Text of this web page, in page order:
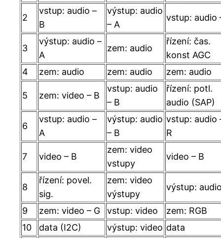
2
vstup: audio –
B
výstup: audio
– A
vstup: audio
3
výstup: audio –
A
zem: audio
řízení: čas.
konst AGC
4
zem: audio zem: audio zem: audio
5 zem: video – B
vstup: audio
– B
řízení: potl.
audio (SAP)
6
vstup: audio –
A
výstup: audio
– B
vstup: audio
R
7 video – B
zem: video
vstupy
video – B
8
řízení: povel.
sig.
zem: video
výstupy
výstup:
9 zem: video – G vstup: video
zem: RGB
10
data (I2C) výstup: video data